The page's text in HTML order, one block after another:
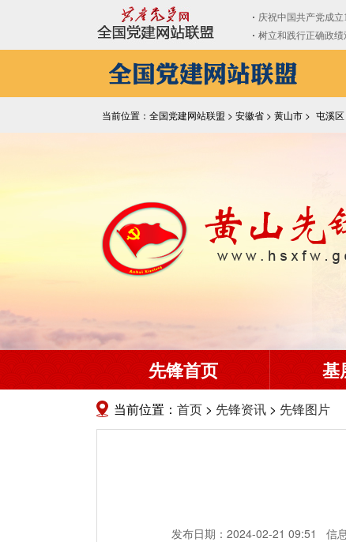
当前位置：全国党建网站联盟 > 安徽省 > 黄山市 > 屯溪区
先锋首页 基
当前位置： 首页 > 先锋资讯 > 先锋图片
发布日期：2024-02-21 09:51 信